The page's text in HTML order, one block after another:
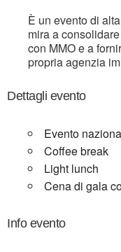
È un evento di
mira a
con MMO e a
propria agenzia
Dettagli evento
Evento
Coffee break
Light lunch
Cena di gala
Info evento